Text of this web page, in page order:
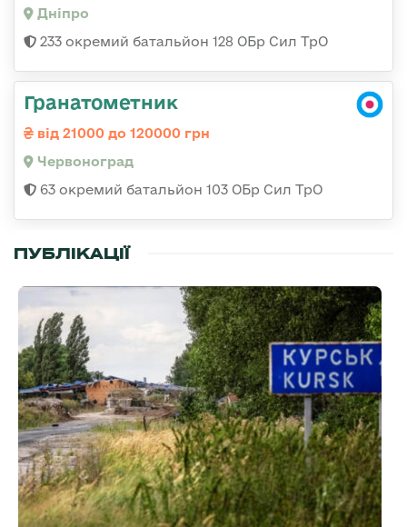
Дніпро
233 окремий батальйон 128 ОБр Сил ТрО
Гранатометник
від 21000 до 120000 грн
Червоноград
63 окремий батальйон 103 ОБр Сил ТрО
ПУБЛІКАЦІЇ